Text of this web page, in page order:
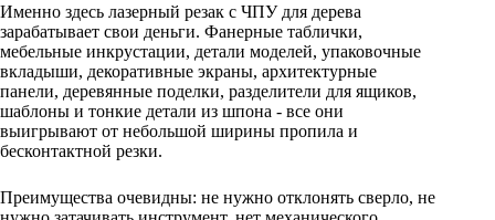
Именно здесь лазерный резак с ЧПУ для дерева
зарабатывает свои деньги. Фанерные таблички,
мебельные инкрустации, детали моделей, упаковочные
вкладыши, декоративные экраны, архитектурные
панели, деревянные поделки, разделители для ящиков,
шаблоны и тонкие детали из шпона - все они
выигрывают от небольшой ширины пропила и
бесконтактной резки.
Преимущества очевидны: не нужно отклонять сверло, не